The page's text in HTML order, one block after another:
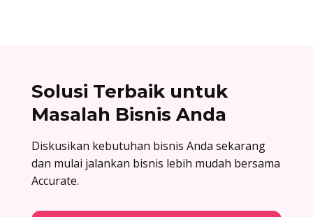
Solusi Terbaik untuk
Masalah Bisnis Anda
Diskusikan kebutuhan bisnis Anda sekarang
dan mulai jalankan bisnis lebih mudah bersama
Accurate.